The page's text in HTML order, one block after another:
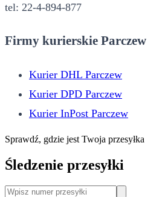
tel: 22-4-894-877
Firmy kurierskie Parczew
Kurier DHL Parczew
Kurier DPD Parczew
Kurier InPost Parczew
Sprawdź, gdzie jest Twoja przesyłka
Śledzenie przesyłki